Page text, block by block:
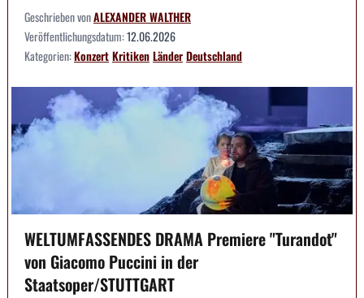
Geschrieben vonALEXANDER WALTHER
Veröffentlichungsdatum:12.06.2026
Kategorien:KonzertKritikenLänderDeutschland
WELTUMFASSENDES DRAMA Premiere "Turandot"
von Giacomo Puccini in der
Staatsoper/STUTTGART